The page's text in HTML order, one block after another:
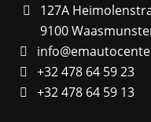
127A
9100
+32 478 64 59 23
+32 478 64 59 13